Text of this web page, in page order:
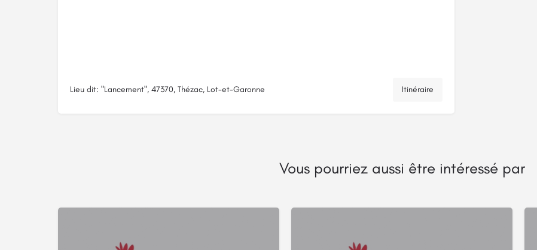
Lieu dit: "Lancement", 47370, Thézac, Lot-et-Garonne Itinéraire
Vous pourriez aussi être intéressé par